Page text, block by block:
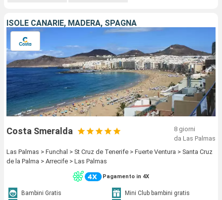
ISOLE CANARIE, MADERA, SPAGNA
Costa Smeralda
8 giorni
da Las Palmas
Las Palmas > Funchal > St Cruz de Tenerife > Fuerte Ventura > Santa Cruz
de la Palma > Arrecife > Las Palmas
Pagamento in 4X
Bambini Gratis
Mini Club bambini gratis